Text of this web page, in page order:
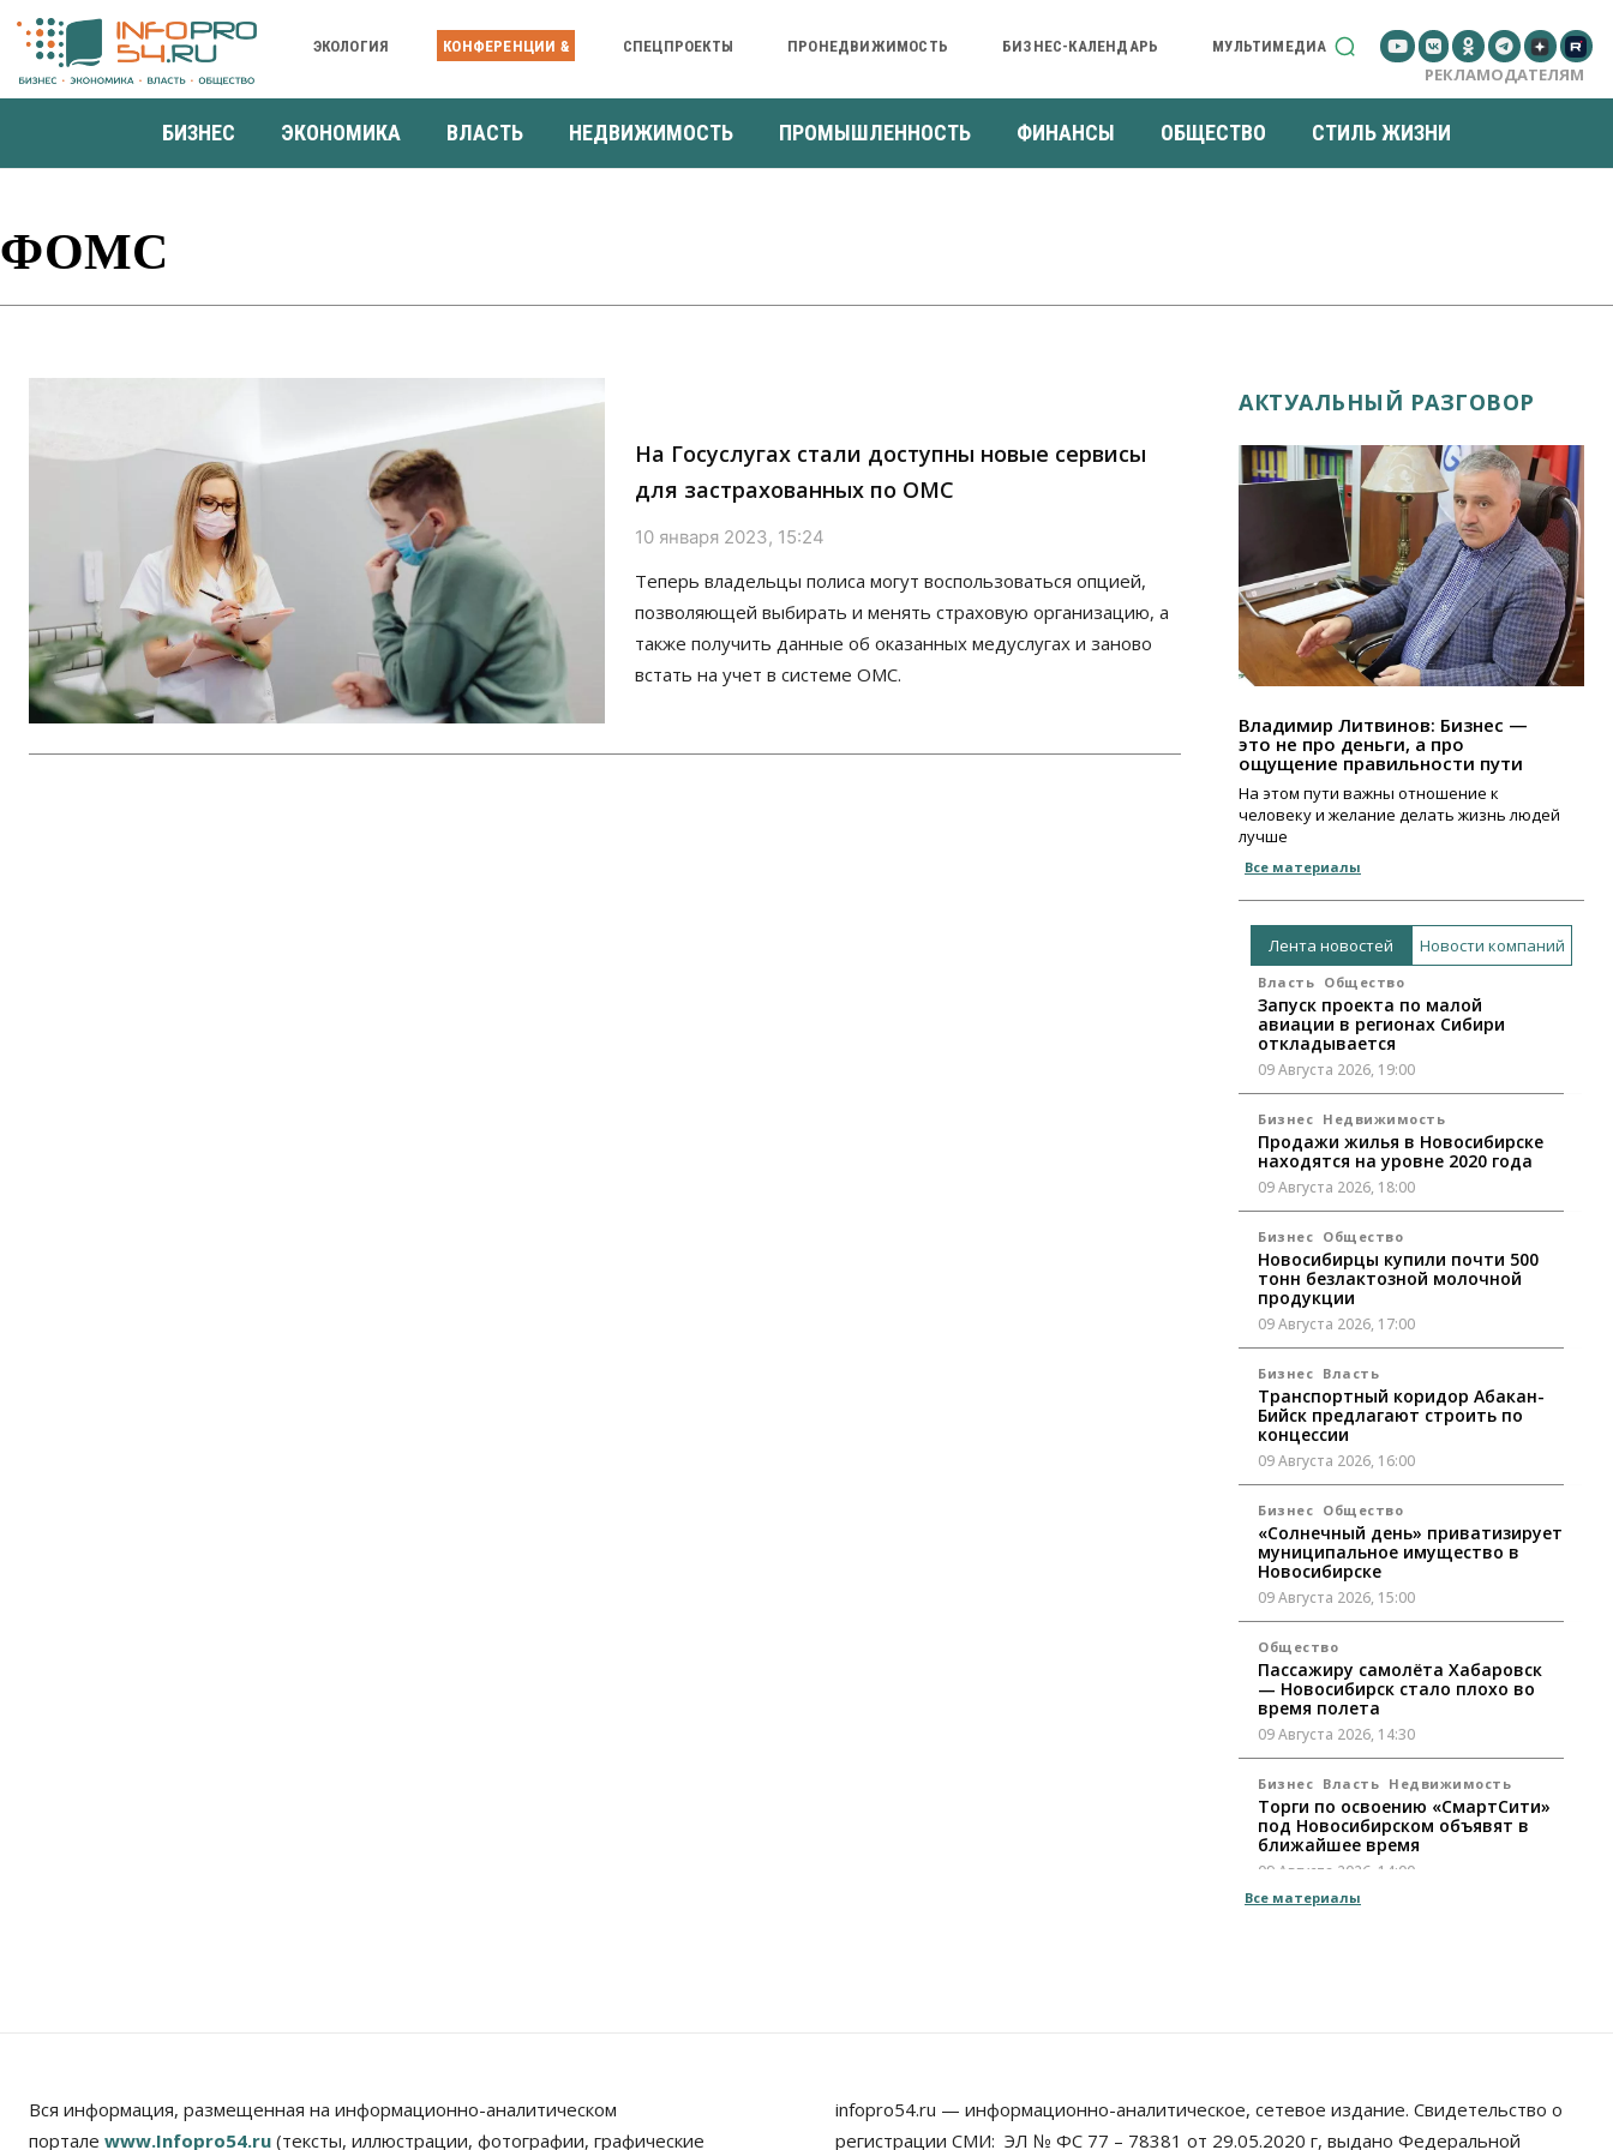
ЭКОЛОГИЯ КОНФЕРЕНЦИИ & СПЕЦПРОЕКТЫ ПРОНЕДВИЖИМОСТЬ БИЗНЕС-КАЛЕНДАРЬ МУЛЬТИМЕДИА
РЕКЛАМОДАТЕЛЯМ
БИЗНЕС ЭКОНОМИКА ВЛАСТЬ НЕДВИЖИМОСТЬ ПРОМЫШЛЕННОСТЬ ФИНАНСЫ ОБЩЕСТВО СТИЛЬ ЖИЗНИ
ФОМС
На Госуслугах стали доступны новые сервисы
для застрахованных по ОМС
10 января 2023, 15:24
Теперь владельцы полиса могут воспользоваться опцией,
позволяющей выбирать и менять страховую организацию, а
также получить данные об оказанных медуслугах и заново
встать на учет в системе ОМС.
АКТУАЛЬНЫЙ РАЗГОВОР
Владимир Литвинов: Бизнес —
это не про деньги, а про
ощущение правильности пути
На этом пути важны отношение к
человеку и желание делать жизнь людей
лучше
Все материалы
Лента новостей Новости компаний
Власть Общество
Запуск проекта по малой
авиации в регионах Сибири
откладывается
09 Августа 2026, 19:00
Бизнес Недвижимость
Продажи жилья в Новосибирске
находятся на уровне 2020 года
09 Августа 2026, 18:00
Бизнес Общество
Новосибирцы купили почти 500
тонн безлактозной молочной
продукции
09 Августа 2026, 17:00
Бизнес Власть
Транспортный коридор Абакан-
Бийск предлагают строить по
концессии
09 Августа 2026, 16:00
Бизнес Общество
«Солнечный день» приватизирует
муниципальное имущество в
Новосибирске
09 Августа 2026, 15:00
Общество
Пассажиру самолёта Хабаровск
— Новосибирск стало плохо во
время полета
09 Августа 2026, 14:30
Бизнес Власть Недвижимость
Торги по освоению «СмартСити»
под Новосибирском объявят в
ближайшее время
09 Августа 2026, 14:00
электрички» появится в
Новосибирске
09 Августа 2026, 12:00
Все материалы
Вся информация, размещенная на информационно-аналитическом
портале www.Infopro54.ru (тексты, иллюстрации, фотографии, графические
infopro54.ru — информационно-аналитическое, сетевое издание. Свидетельство о
регистрации СМИ: ЭЛ № ФС 77 – 78381 от 29.05.2020 г, выдано Федеральной